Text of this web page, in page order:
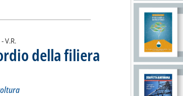
di:
V.R.
della filiera
convegno svoltosi ieri a Roma nella sede di Confagricoltura